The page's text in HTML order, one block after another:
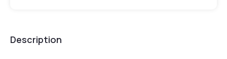
Description